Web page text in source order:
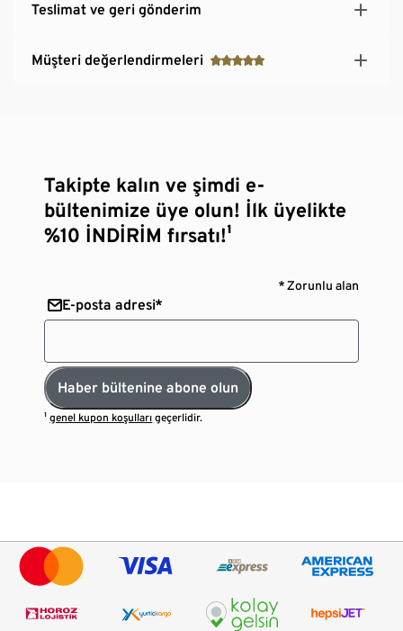
Teslimat ve geri gönderim
Müşteri değerlendirmeleri
Takipte kalın ve şimdi e-
bültenimize üye olun! İlk üyelikte
%10 İNDİRİM fırsatı!¹
* Zorunlu alan
E-posta adresi*
Haber bültenine abone olun
¹genel kupon koşulları geçerlidir.